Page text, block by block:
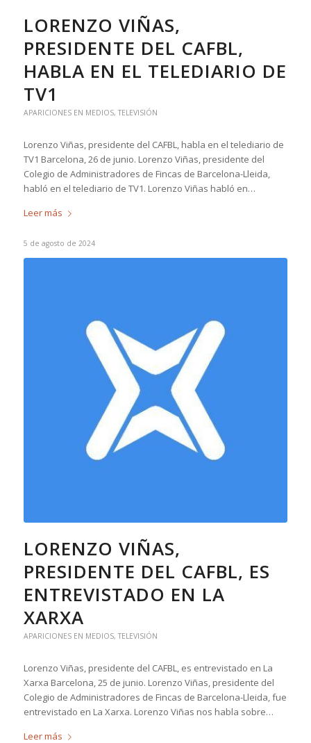
LORENZO VIÑAS,
PRESIDENTE DEL CAFBL,
HABLA EN EL TELEDIARIO DE
TV1
APARICIONES EN MEDIOS, TELEVISIÓN
Lorenzo Viñas, presidente del CAFBL, habla en el telediario de
TV1 Barcelona, 26 de junio. Lorenzo Viñas, presidente del
Colegio de Administradores de Fincas de Barcelona-Lleida,
habló en el telediario de TV1. Lorenzo Viñas habló en…
Leer más
5 de agosto de 2024
LORENZO VIÑAS,
PRESIDENTE DEL CAFBL, ES
ENTREVISTADO EN LA
XARXA
APARICIONES EN MEDIOS, TELEVISIÓN
Lorenzo Viñas, presidente del CAFBL, es entrevistado en La
Xarxa Barcelona, 25 de junio. Lorenzo Viñas, presidente del
Colegio de Administradores de Fincas de Barcelona-Lleida, fue
entrevistado en La Xarxa. Lorenzo Viñas nos habla sobre…
Leer más